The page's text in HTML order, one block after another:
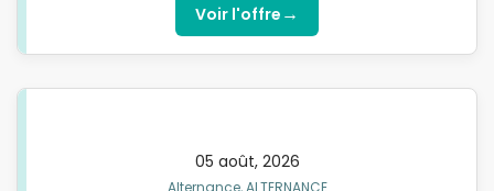
énergie, un(e) Commercial sédentaire BtoB en
contrat d'apprentissage, pour préparer l’une de nos
niveau 5 à niveau 7 (Bac+2, Bachelor/Bac+3 ou
SDR Manager et après une formation initiale à nos
Voir l'offre →
05 août, 2026
Alternance, ALTERNANCE